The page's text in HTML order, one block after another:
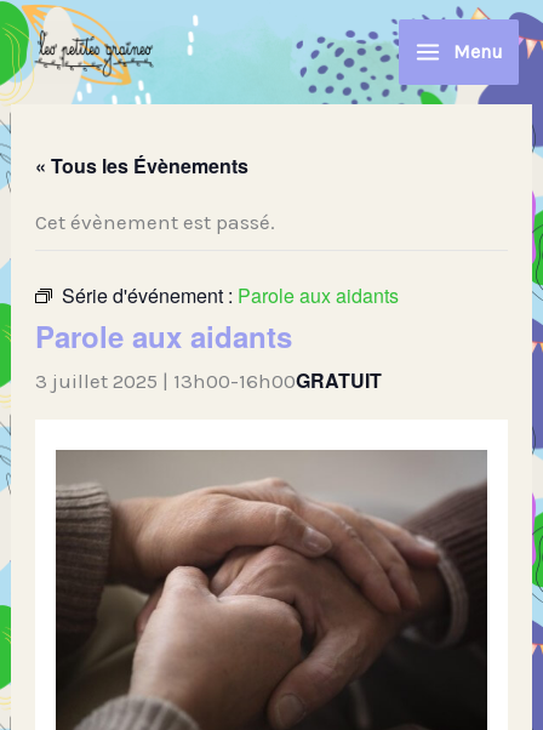
Aller
au
contenu
Menu
« Tous les Évènements
Cet évènement est passé.
Série d'événement : Parole aux aidants
Parole aux aidants
3 juillet 2025 | 13h00-16h00GRATUIT